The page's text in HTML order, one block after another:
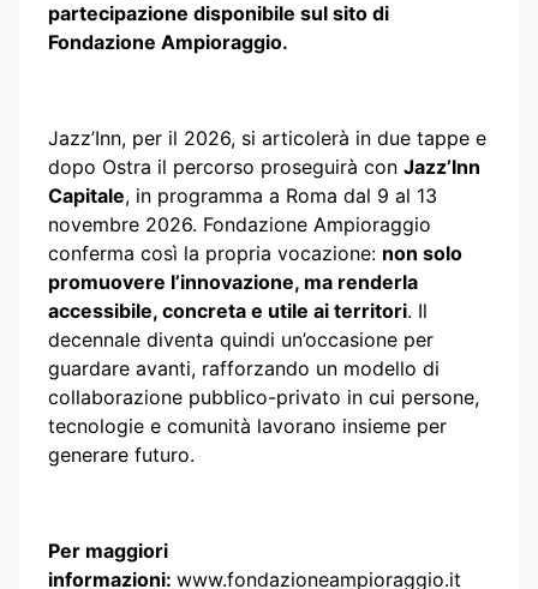
partecipazione disponibile sul sito di
Fondazione Ampioraggio.
Jazz’Inn, per il 2026, si articolerà in due tappe e
dopo Ostra il percorso proseguirà con Jazz’Inn
Capitale, in programma a Roma dal 9 al 13
novembre 2026. Fondazione Ampioraggio
conferma così la propria vocazione: non solo
promuovere l’innovazione, ma renderla
accessibile, concreta e utile ai territori. Il
decennale diventa quindi un’occasione per
guardare avanti, rafforzando un modello di
collaborazione pubblico-privato in cui persone,
tecnologie e comunità lavorano insieme per
generare futuro.
Per maggiori
informazioni: www.fondazioneampioraggio.it